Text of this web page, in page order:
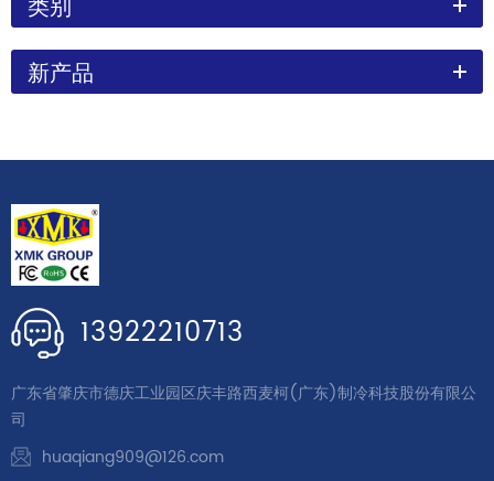
类别
新产品
13922210713
广东省肇庆市德庆工业园区庆丰路西麦柯(广东)制冷科技股份有限公
司
huaqiang909@126.com